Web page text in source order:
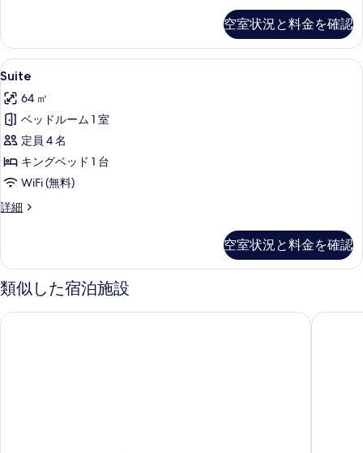
表
示
す
る
細
空室状況と料金を確認
Suite
の
す
べ
て
の
写
真
表
示
す
る
Suite | 1 室のベッドルーム、ミニバ
5
Suite
64 ㎡
ベッドルーム 1 室
定員 4 名
キングベッド 1 台
WiFi (無料)
詳細
Suite
空室状況と料金を確認
類似した宿泊施設
Bali Dynasty Resort（バリ ダイナスティ リゾート） シェラ